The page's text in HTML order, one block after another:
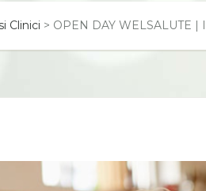
Clinici > OPEN DAY WELSALUTE |